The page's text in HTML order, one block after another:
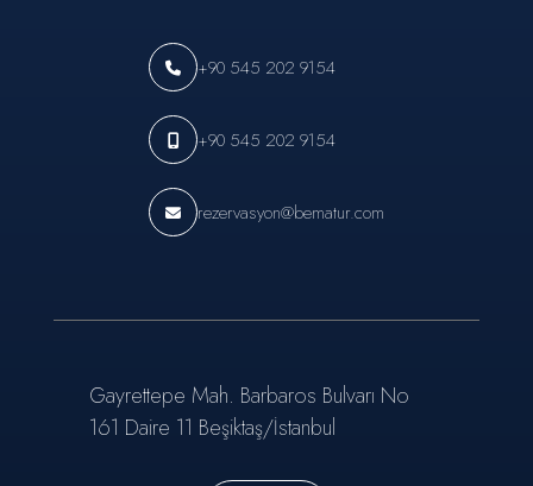
+90 545 202 9154
+90 545 202 9154
rezervasyon@bematur.com
Gayrettepe Mah. Barbaros Bulvarı No
161 Daire 11 Beşiktaş/İstanbul